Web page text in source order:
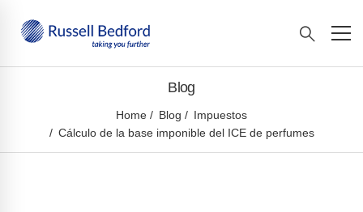
Blog
Home Blog
Impuestos
Cálculo de la base imponible del ICE de perfumes